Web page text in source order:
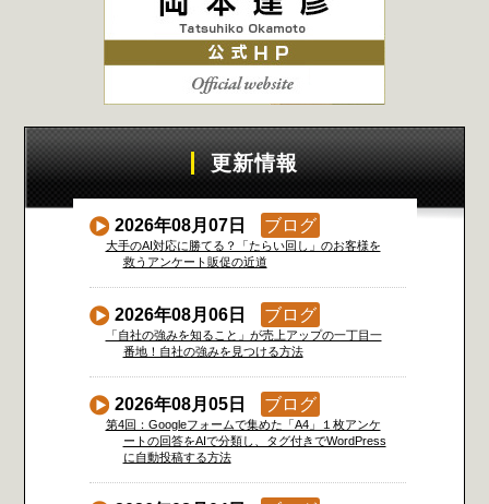
更新情報
2026年08月07日 ブログ
大手のAI対応に勝てる？「たらい回し」のお客様を
救うアンケート販促の近道
2026年08月06日 ブログ
「自社の強みを知ること」が売上アップの一丁目一
番地！自社の強みを見つける方法
2026年08月05日 ブログ
第4回：Googleフォームで集めた「A4」１枚アンケ
ートの回答をAIで分類し、タグ付きでWordPress
に自動投稿する方法